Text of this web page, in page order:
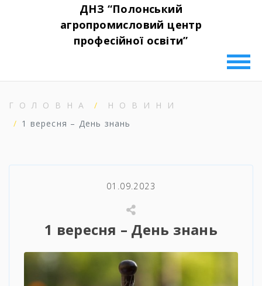
ДНЗ “Полонський
агропромисловий центр
професійної освіти”
ГОЛОВНА
НОВИНИ
1 вересня – День знань
01.09.2023
1 вересня – День знань